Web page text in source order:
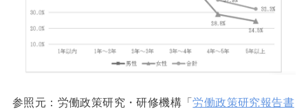
参照元：労働政策研究・研修機構「労働政策研究報告書